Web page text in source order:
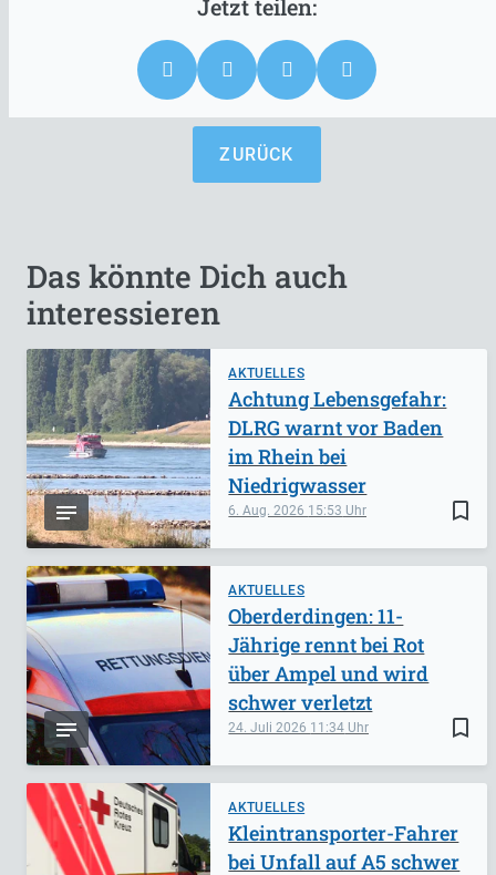
ZURÜCK
Das könnte Dich auch
interessieren
AKTUELLES
bookmark_border
6. Aug. 2026 15:53
Achtung Lebensgefahr:
DLRG warnt vor Baden
im Rhein bei
Niedrigwasser
AKTUELLES
bookmark_border
24. Juli 2026 11:34
Oberderdingen: 11-
Jährige rennt bei Rot
über Ampel und wird
schwer verletzt
AKTUELLES
Kleintransporter-Fahrer
bei Unfall auf A5 schwer